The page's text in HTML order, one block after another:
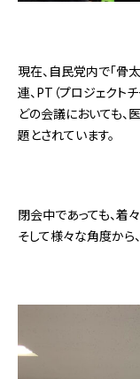
現在、自民党内で「骨
連、PT（プロジェクト
どの会議においても
題とされています。
閉会中であっても、着
そして様々な角度から